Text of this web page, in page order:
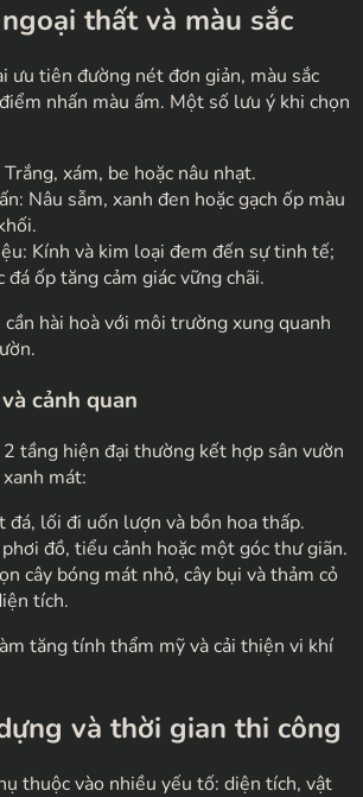
thất và màu sắc
ưu tiên đường nét đơn giản, màu sắc
nhấn màu ấm. Một số lưu ý khi chọn
xám, be hoặc nâu nhạt.
Nâu sẫm, xanh đen hoặc gạch ốp màu
Kính và kim loại đem đến sự tinh tế;
đá ốp tăng cảm giác vững chãi.
hài hoà với môi trường xung quanh
cảnh quan
tầng hiện đại thường kết hợp sân vườn
mát:
đá, lối đi uốn lượn và bồn hoa thấp.
đồ, tiểu cảnh hoặc một góc thư giãn.
cây bóng mát nhỏ, cây bụi và thảm cỏ
tích.
tăng tính thẩm mỹ và cải thiện vi khí
và thời gian thi công
thuộc vào nhiều yếu tố: diện tích, vật